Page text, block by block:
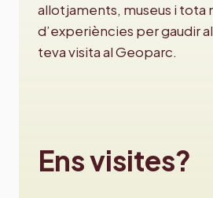
allotjaments, museus i tota
d’experiències per gaudir
teva visita al Geoparc.
Ens visites?